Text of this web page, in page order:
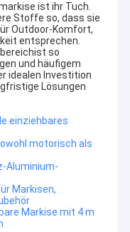
ist ihr Tuch.
Stoffe so, dass sie
Outdoor-Komfort,
entsprechen.
ist so
und häufigem
idealen Investition
Lösungen
einziehbares
motorisch als
Aluminium-
Markisen,
Markise mit 4 m
mit
und
sich auf die